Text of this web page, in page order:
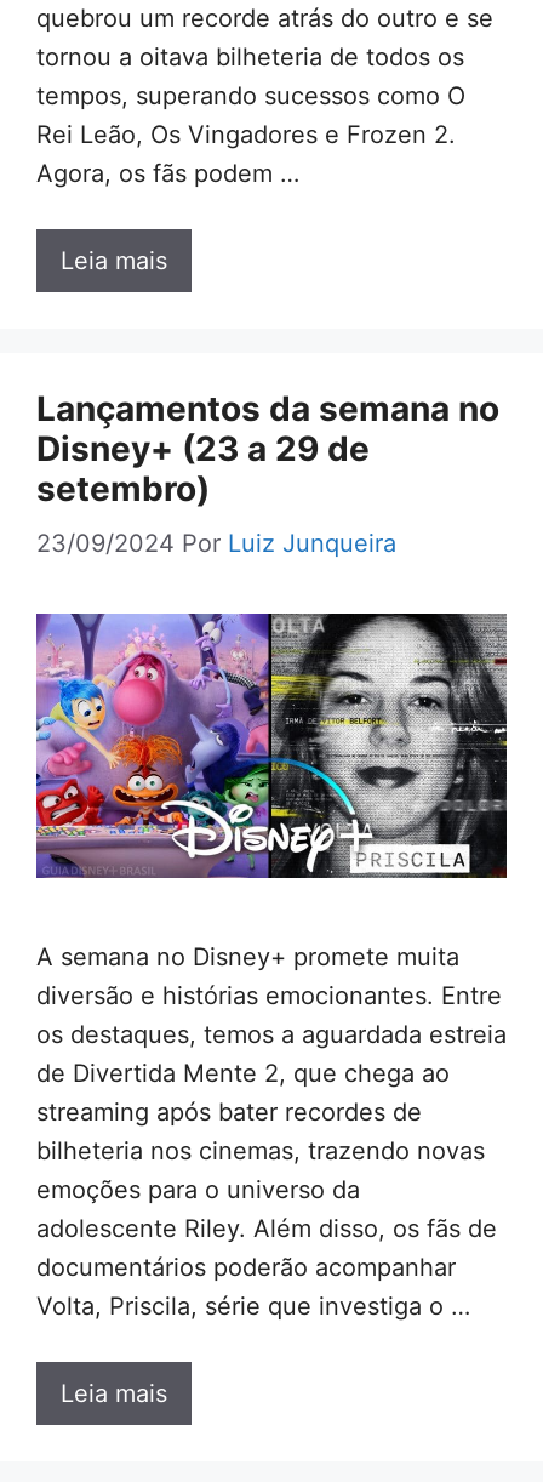
quebrou um recorde atrás do outro e se
tornou a oitava bilheteria de todos os
tempos, superando sucessos como O
Rei Leão, Os Vingadores e Frozen 2.
Agora, os fãs podem …
Leia mais
Lançamentos da semana no
Disney+ (23 a 29 de
setembro)
23/09/2024 Por Luiz Junqueira
A semana no Disney+ promete muita
diversão e histórias emocionantes. Entre
os destaques, temos a aguardada estreia
de Divertida Mente 2, que chega ao
streaming após bater recordes de
bilheteria nos cinemas, trazendo novas
emoções para o universo da
adolescente Riley. Além disso, os fãs de
documentários poderão acompanhar
Volta, Priscila, série que investiga o …
Leia mais